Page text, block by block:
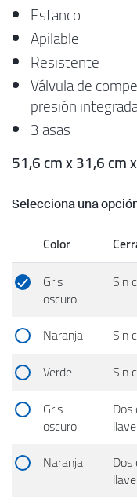
Estanco
Apilable
Resistente
Válvula de
presión
3 asas
51,6 cm x 31,6 cm
Selecciona una
Color
Gris
oscuro
Sin
Naranja Sin
Verde
Sin
Gris
oscuro llave
Naranja
llave